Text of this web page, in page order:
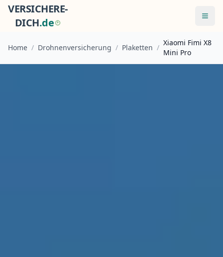
VERSICHERE-
DICH.de
Home / Drohnenversicherung / Plaketten /
Xiaomi Fimi X8
Mini Pro